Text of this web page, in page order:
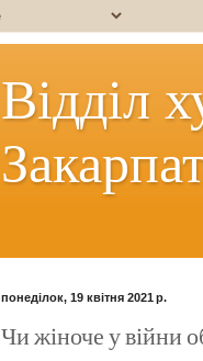
Відділ
понеділок, 19 квітня 2021 р.
Чи жіноче у війни